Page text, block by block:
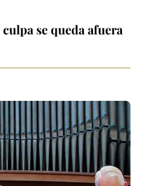
se queda afuera